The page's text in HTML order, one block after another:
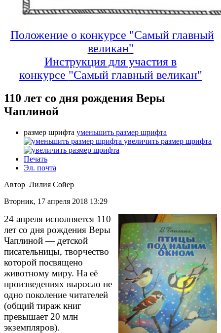
Положение о конкурсе "Самый главный
великан"
Инструкция для участия в
конкурсе "Самый главный великан"
110 лет со дня рождения Веры
Чаплиной
размер шрифта уменьшить размер шрифта
увеличить размер шрифта
Печать
Эл. почта
Автор Лилия Сойер
Вторник, 17 апреля 2018 13:29
24 апреля исполняется 110
лет со дня рождения Веры
Чаплиной — детской
писательницы, творчество
которой посвящено
животному миру. На её
произведениях выросло не
одно поколение читателей
(общий тираж книг
превышает 20 млн
экземпляров).